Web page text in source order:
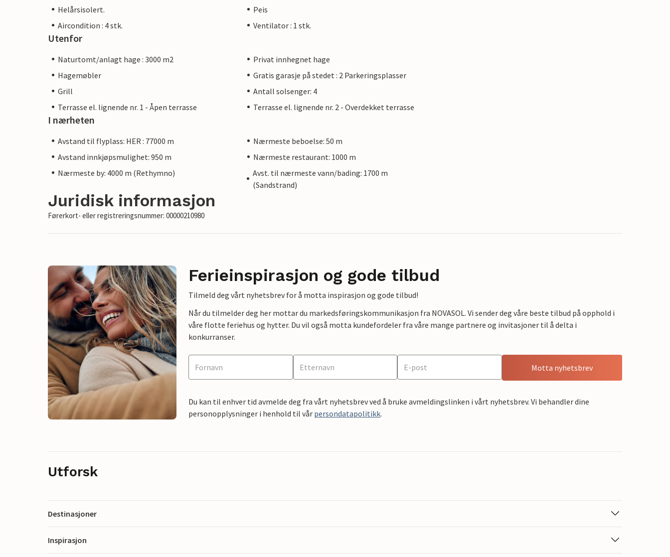
Helårsisolert.
Peis
Aircondition : 4 stk.
Ventilator : 1 stk.
Utenfor
Naturtomt/anlagt hage : 3000 m2
Privat innhegnet hage
Hagemøbler
Gratis garasje på stedet : 2 Parkeringsplasser
Grill
Antall solsenger: 4
Terrasse el. lignende nr. 1 - Åpen terrasse
Terrasse el. lignende nr. 2 - Overdekket terrasse
I nærheten
Avstand til flyplass: HER : 77000 m
Nærmeste beboelse: 50 m
Avstand innkjøpsmulighet: 950 m
Nærmeste restaurant: 1000 m
Nærmeste by: 4000 m (Rethymno)
Avst. til nærmeste vann/bading: 1700 m
(Sandstrand)
Juridisk informasjon
Førerkort- eller registreringsnummer: 00000210980
Ferieinspirasjon og gode tilbud
Tilmeld deg vårt nyhetsbrev for å motta inspirasjon og gode tilbud!
Når du tilmelder deg her mottar du markedsføringskommunikasjon fra NOVASOL. Vi sender deg våre beste tilbud på opphold i
våre flotte feriehus og hytter. Du vil også motta kundefordeler fra våre mange partnere og invitasjoner til å delta i
konkurranser.
Motta nyhetsbrev
Du kan til enhver tid avmelde deg fra vårt nyhetsbrev ved å bruke avmeldingslinken i vårt nyhetsbrev. Vi behandler dine
personopplysninger i henhold til vår persondatapolitikk.
Utforsk
Destinasjoner
Inspirasjon